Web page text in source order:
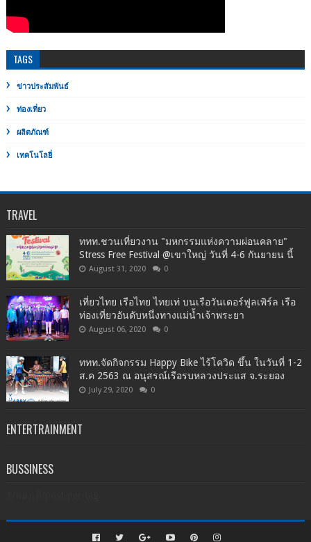
TAGS
ข่าวประสัมพันธ์
ท่องเที่ยว
ผลิตภัณฑ์
เทคโนโลยี่
TRAVEL
ททท.ชวนเที่ยวงาน "มหกรรมแห่งความผ่อนคลาย"
Stress Free Festival @เขาใหญ่ วันที่ 4-6 กันยายน นี้
August 31, 2020 0
เที่ยวไทย เรือไทย ไทยเท่ บนเรือวันเดอร์ฟูลเพิร์ล เรือ
ท่องเที่ยวอันดับหนึ่งทางแม่น้ำเจ้าพระยา
August 06, 2020 0
ททท.จัดกิจกรรม Happy Bike ไร้โควิด ขึ้น ในวันที่ 1-2
ส.ค 2563 ณ อนุสรณ์เรือรบหลวงประแส จ.ระยอง
July 29, 2020 0
ENTERTRAINMENT
BUSSINESS